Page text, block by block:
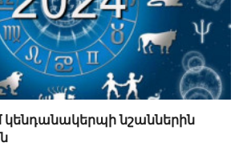
կենդանակերպի նշաններին